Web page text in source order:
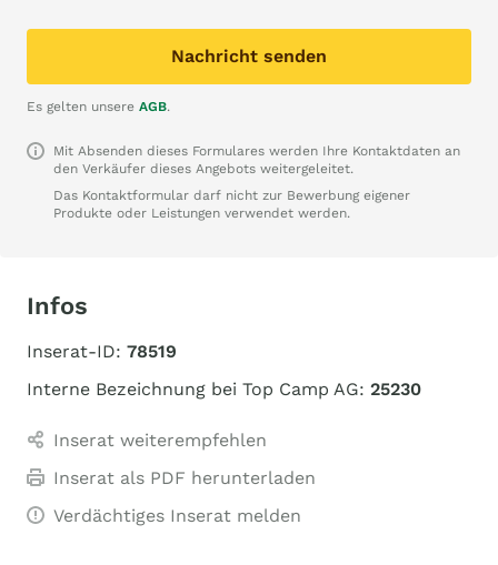
Nachricht senden
Es gelten unsere AGB.
Mit Absenden dieses Formulares werden Ihre Kontaktdaten an
den Verkäufer dieses Angebots weitergeleitet.
Das Kontaktformular darf nicht zur Bewerbung eigener
Produkte oder Leistungen verwendet werden.
Infos
Inserat-ID: 78519
Interne Bezeichnung bei Top Camp AG: 25230
Inserat weiterempfehlen
Inserat als PDF herunterladen
Verdächtiges Inserat melden